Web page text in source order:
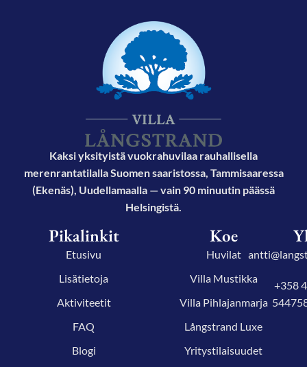
Kaksi yksityistä vuokrahuvilaa rauhallisella
merenrantatilalla Suomen saaristossa, Tammisaaressa
(Ekenäs), Uudellamaalla — vain 90 minuutin päässä
Helsingistä.
Pikalinkit
Etusivu
Lisätietoja
Aktiviteetit
FAQ
Blogi
Koe
Huvilat
Villa Mustikka
Villa Pihlajanmarja
Långstrand Luxe
Yritystilaisuudet
+358